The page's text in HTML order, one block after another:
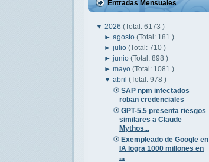
Entradas Mensuales
▼ 2026 (Total: 6173 )
►agosto(Total: 181 )
►julio(Total: 710 )
►junio(Total: 898 )
►mayo(Total: 1081 )
▼abril(Total: 978 )
SAP npm infectados
roban credenciales
GPT-5.5 presenta riesgos
similares a Claude
Mythos...
Exempleado de Google en
IA logra 1000 millones en
...